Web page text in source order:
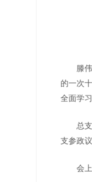
滕伟忠
的一次
全面学
总支副
支参政
会上，